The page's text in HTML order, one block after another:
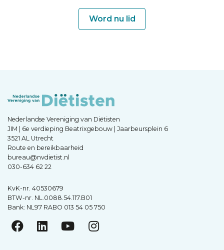
Word nu lid
Nederlandse Vereniging van Diëtisten
JIM | 6e verdieping Beatrixgebouw | Jaarbeursplein 6
3521 AL Utrecht
Route en bereikbaarheid
bureau@nvdietist.nl
030-634 62 22
KvK-nr. 40530679
BTW-nr. NL.0088.54.117.B01
Bank: NL97 RABO 013 54 05 750